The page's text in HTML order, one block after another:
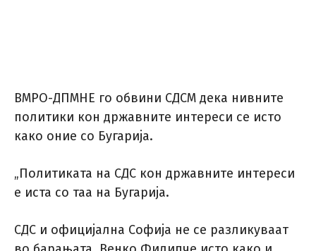
ВМРО-ДПМНЕ го обвини СДСМ дека нивните
политики кон државните интереси се исто
како оние со Бугарија.
„Политиката на СДС кон државните интереси
е иста со таа на Бугарија.
СДС и официјална Софија не се разликуваат